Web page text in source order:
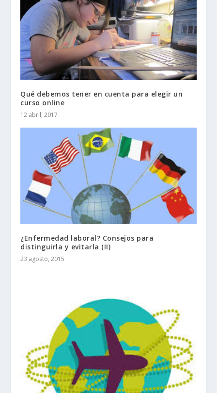
Qué debemos tener en cuenta para elegir un
curso online
12 abril, 2017
¿Enfermedad laboral? Consejos para
distinguirla y evitarla (II)
23 agosto, 2015